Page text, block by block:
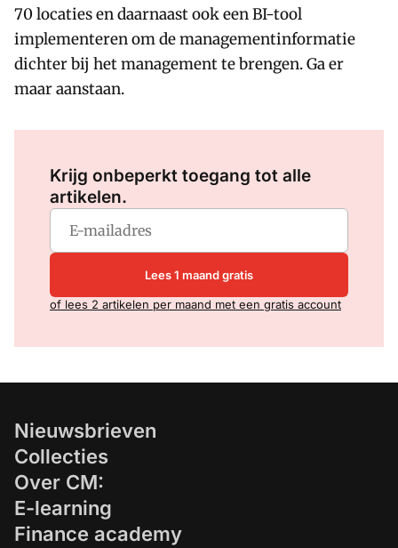
70 locaties en daarnaast ook een BI-tool
implementeren om de managementinformatie
dichter bij het management te brengen. Ga er
maar aanstaan.
Krijg onbeperkt toegang tot alle
artikelen.
Lees 1 maand gratis
of lees 2 artikelen per maand met een gratis account
Nieuwsbrieven
Collecties
Over CM:
E-learning
Finance academy